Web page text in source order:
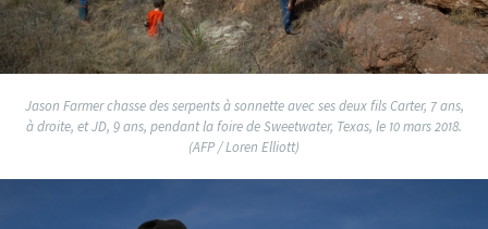
Jason Farmer chasse des serpents à sonnette avec ses deux fils Carter, 7 ans,
à droite, et JD, 9 ans, pendant la foire de Sweetwater, Texas, le 10 mars 2018.
(AFP / Loren Elliott)